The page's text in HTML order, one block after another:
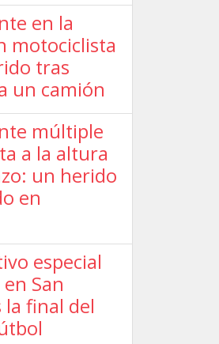
en la
motociclista
tras
un camión
múltiple
a la altura
un herido
en
especial
San
la final del